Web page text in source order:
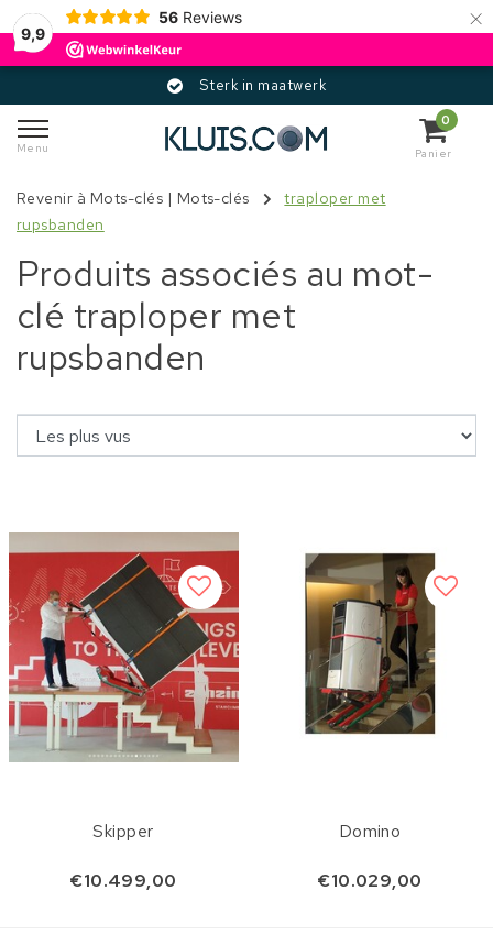
9,9
56 Reviews ×
Sterk in maatwerk
Menu
0
Panier
Revenir à Mots-clés | Mots-clés
traploper met
rupsbanden
Produits associés au mot-
clé traploper met
rupsbanden
Skipper
€10.499,00
Domino
€10.029,00